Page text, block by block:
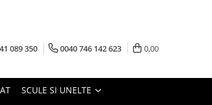
089 350 0040 746 142 623 0,00
SCULE SI UNELTE